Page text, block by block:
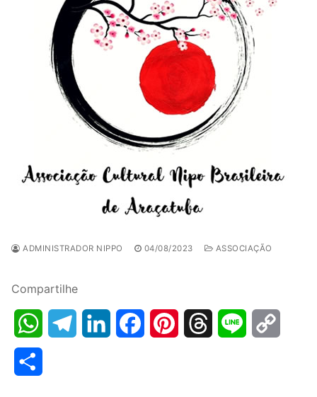
ADMINISTRADOR NIPPO 04/08/2023 ASSOCIAÇÃO
Compartilhe
WhatsAppTelegramLinkedInFacebookPinterestThreads Line